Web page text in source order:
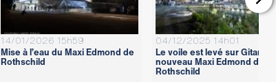
14/01/2026 15h59
Mise à l’eau du Maxi Edmond de
Rothschild
04/12/2025 14h01
Le voile est levé sur Gitana
nouveau Maxi Edmond de
Rothschild